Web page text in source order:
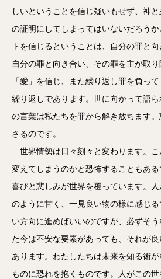
しいということを信じ疑いもせず、神
の証明にしてしまってはいないだろう
トを信じるということは、自分の罪と向
自分の罪と向き合い、その罪を主が取
「愛」を信じ、また繰り返し罪を負っ
繰り返しであります。世に向かって語
の言葉は私たちを罪から解き放ちます
さるのです。
世界情勢は日々刻々と変わります。
変えてしまうのかと恐怖することもある
喜びと悲しみが世界を覆っています。
のように甘く、一見良い物の様に感じ
い方向に進めばいいのですが、必ずそ
た今は不安な要素があっても、それが
あります。わたしたちは未来を知る術
ものに恐れを抱くものです。人がこの